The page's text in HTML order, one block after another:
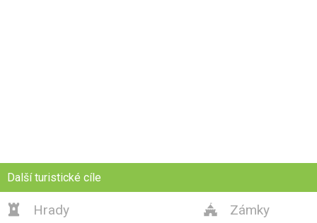
Další turistické cíle
 Hrady  Zámky